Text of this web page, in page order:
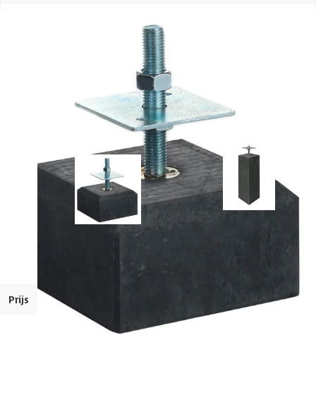
Alternatieven
Huidige product
betontegel 195 x 195 mm
Azalp Verstelbare
Betonpoer Hoog 195 x 195
Prijs 29,-